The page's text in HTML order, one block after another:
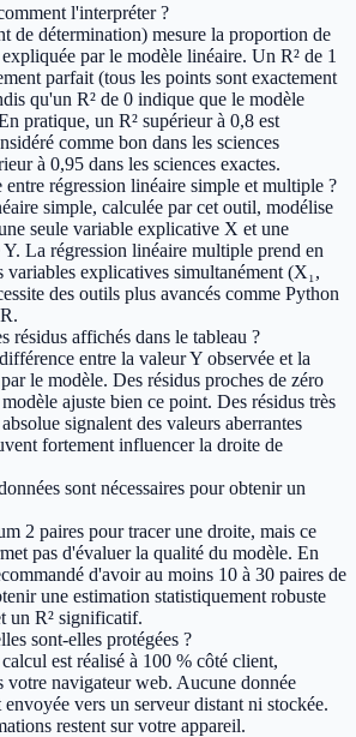
l'interpréter ?
de détermination) mesure la proportion de
par le modèle linéaire. Un R² de 1
parfait (tous les points sont exactement
qu'un R² de 0 indique que le modèle
pratique, un R² supérieur à 0,8 est
comme bon dans les sciences
à 0,95 dans les sciences exactes.
régression linéaire simple et multiple ?
simple, calculée par cet outil, modélise
seule variable explicative X et une
La régression linéaire multiple prend en
variables explicatives simultanément (X₁,
des outils plus avancés comme Python
résidus affichés dans le tableau ?
entre la valeur Y observée et la
le modèle. Des résidus proches de zéro
ajuste bien ce point. Des résidus très
signalent des valeurs aberrantes
fortement influencer la droite de
sont nécessaires pour obtenir un
2 paires pour tracer une droite, mais ce
pas d'évaluer la qualité du modèle. En
d'avoir au moins 10 à 30 paires de
une estimation statistiquement robuste
un R² significatif.
sont-elles protégées ?
est réalisé à 100 % côté client,
votre navigateur web. Aucune donnée
envoyée vers un serveur distant ni stockée.
restent sur votre appareil.